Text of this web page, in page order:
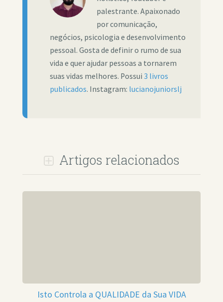
palestrante. Apaixonado
por comunicação,
negócios, psicologia e desenvolvimento
pessoal. Gosta de definir o rumo de sua
vida e quer ajudar pessoas a tornarem
suas vidas melhores. Possui 3 livros
publicados. Instagram: lucianojuniorslj
Artigos relacionados
Isto Controla a QUALIDADE da Sua VIDA